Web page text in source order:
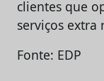
clientes que
serviços extra
Fonte: EDP